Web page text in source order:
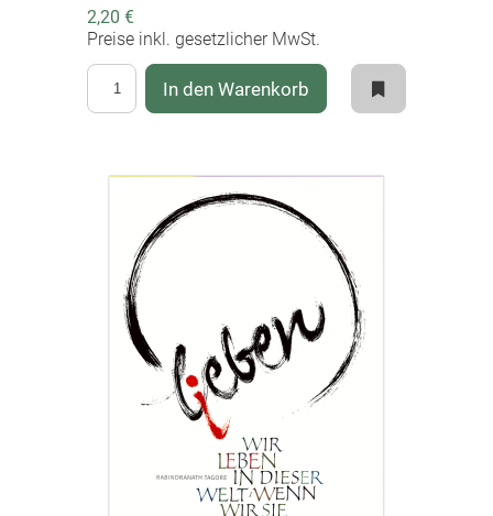
2,20 €
Preise inkl. gesetzlicher MwSt.
In den Warenkorb